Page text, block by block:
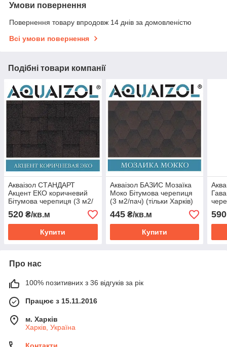
Умови повернення
Повернення товару впродовж 14 днів за домовленістю
Всі умови повернення
Подібні товари компанії
Акваізол СТАНДАРТ
Акцент ЕКО коричневий
Бітумова черепиця (3 м2/
пач) (тільки Харків)
520 ₴/кв.м
Купити
Акваізол БАЗИС Мозаїка
Моко Бітумова черепиця
(3 м2/пач) (тільки Харків)
445₴/кв.м
Купити
590
Про нас
100% позитивних з 36 відгуків за рік
Працює з 15.11.2016
м. Харків
Харків, Україна